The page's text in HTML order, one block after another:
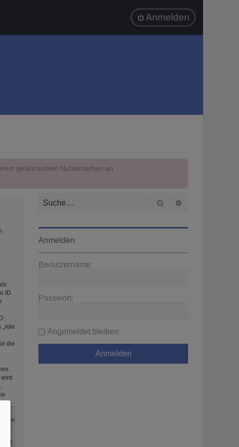
Anmelden
gewünschten Nutzernamen an
ID
die
Suche
Anmelden
Benutzername:
Passwort:
Angemeldet bleiben